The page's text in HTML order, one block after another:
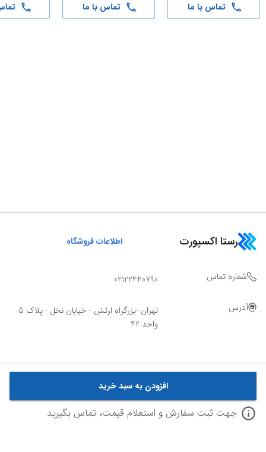
تماس با ما تماس با ما
افزودن به سبد خرید
جهت ثبت سفارش و استعلام قیمت، تماس بگیرید
رستا اکسپورت اطلاعات فروشگاه
شماره تماس 02122440790
آدرس
تهران -یزرگراه ارتش - خیابان نخل - پلاک 5
واحد 42